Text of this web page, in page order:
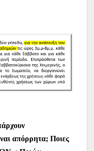
απόρρητα; Ποιες